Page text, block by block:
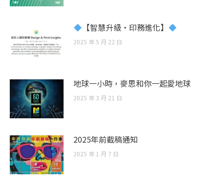
【智慧升級・印務進化】
2025 年 5 月 22 日
地球一小時，麥思和你一起愛地球
2025 年 3 月 21 日
2025年前截稿通知
2025 年 1 月 7 日